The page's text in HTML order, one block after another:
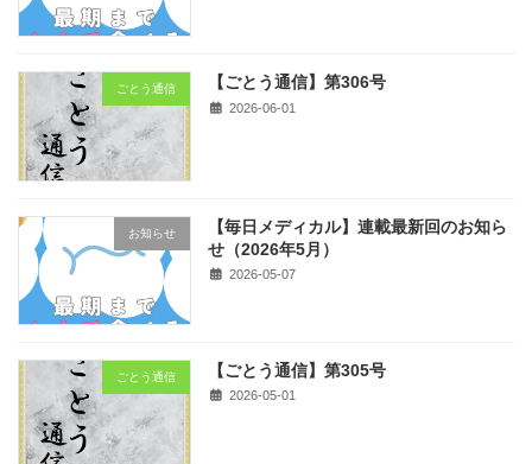
ごとう通信 【ごとう通信】第306号
2026-06-01
お知らせ
【毎日メディカル】連載最新回のお知ら
せ（2026年5月）
2026-05-07
ごとう通信 【ごとう通信】第305号
2026-05-01